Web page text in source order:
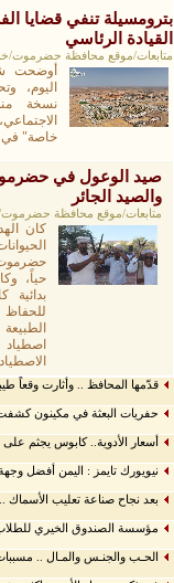
بترومسيلة تنفي قضايا
القيادة الرئاسي
متابعات/موقع محافظة حضرموت/خاص -الأحد
أوضحت
اليوم،
نسخة
خاصة" في
صيد الوعول في
والصيد الجائر
متابعات/موقع محافظة حضرموت/خاص -
كان
حياً،
قدّمها المحافظ .. وأثارت وقعاً
حفريات البعثة في مكينون كشفت
أسعار الأدوية.. كابوس يجثم
نيويورك تايمز : اليمن أفضل وجهة
بعد نجاح صناعة تعليب
مؤسسة الصندوق الخيري للطلاب المتفوقين تقدم دعما تعليميا
الحـب والجنـس والمـال ..